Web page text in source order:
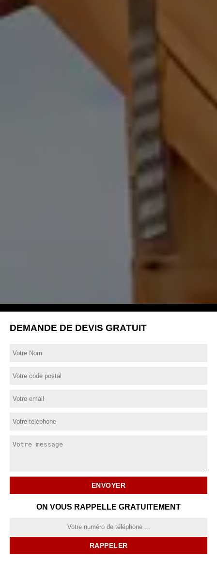
DEMANDE DE DEVIS GRATUIT
ON VOUS RAPPELLE GRATUITEMENT